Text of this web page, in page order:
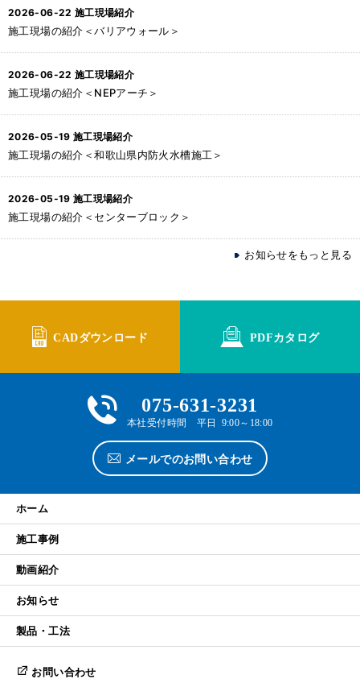
2026-06-22 施工現場紹介
施工現場の紹介＜バリアウォール＞
2026-06-22 施工現場紹介
施工現場の紹介＜NEPアーチ＞
2026-05-19 施工現場紹介
施工現場の紹介＜和歌山県内防火水槽施工＞
2026-05-19 施工現場紹介
施工現場の紹介＜センターブロック＞
お知らせをもっと見る
CADダウンロード PDFカタログ
075-631-3231
本社受付時間 平日 9:00～18:00
メールでのお問い合わせ
ホーム
施工事例
動画紹介
お知らせ
製品・工法
お問い合わせ